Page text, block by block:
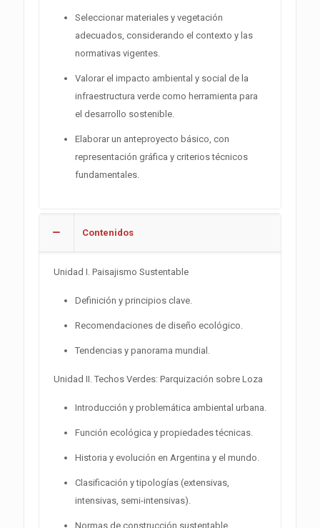
Seleccionar materiales y vegetación
adecuados, considerando el contexto y las
normativas vigentes.
Valorar el impacto ambiental y social de la
infraestructura verde como herramienta para
el desarrollo sostenible.
Elaborar un anteproyecto básico, con
representación gráfica y criterios técnicos
fundamentales.
Contenidos
Unidad I. Paisajismo Sustentable
Definición y principios clave.
Recomendaciones de diseño ecológico.
Tendencias y panorama mundial.
Unidad II. Techos Verdes: Parquización sobre Loza
Introducción y problemática ambiental urbana.
Función ecológica y propiedades técnicas.
Historia y evolución en Argentina y el mundo.
Clasificación y tipologías (extensivas,
intensivas, semi-intensivas).
Normas de construcción sustentable